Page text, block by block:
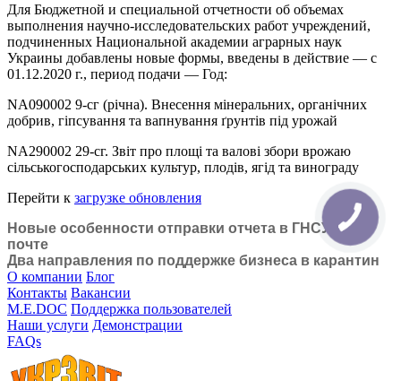
Для Бюджетной и специальной отчетности об объемах
выполнения научно-исследовательских работ учреждений,
подчиненных Национальной академии аграрных наук
Украины добавлены новые формы, введены в действие — с
01.12.2020 г., период подачи — Год:
NA090002 9-сг (річна). Внесення мінеральних, органічних
добрив, гіпсування та вапнування ґрунтів під урожай
NA290002 29-сг. Звіт про площі та валові збори врожаю
сільськогосподарських культур, плодів, ягід та винограду
Перейти к загрузке обновления
Новые особенности отправки отчета в ГНСУ по
почте
Два направления по поддержке бизнеса в карантин
О компании Блог
Контакты Вакансии
M.E.DOC Поддержка пользователей
Наши услуги Демонстрации
FAQs